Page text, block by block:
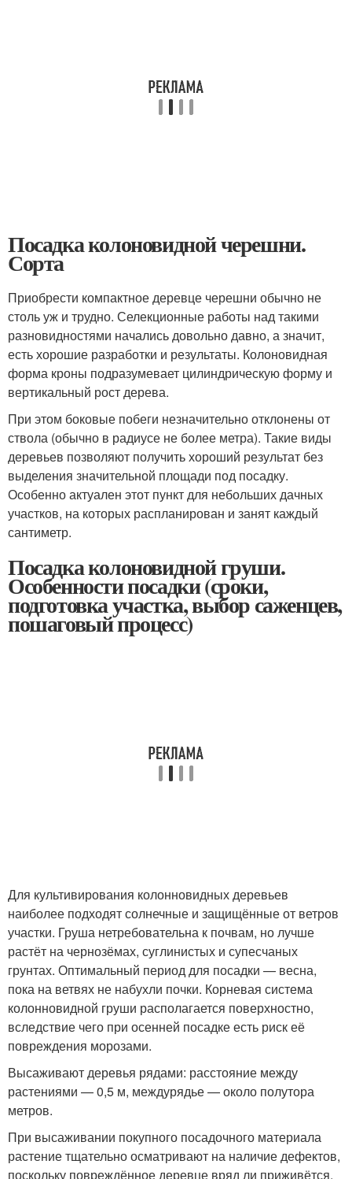
Посадка колоновидной черешни.
Сорта
Приобрести компактное деревце черешни обычно не
столь уж и трудно. Селекционные работы над такими
разновидностями начались довольно давно, а значит,
есть хорошие разработки и результаты. Колоновидная
форма кроны подразумевает цилиндрическую форму и
вертикальный рост дерева.
При этом боковые побеги незначительно отклонены от
ствола (обычно в радиусе не более метра). Такие виды
деревьев позволяют получить хороший результат без
выделения значительной площади под посадку.
Особенно актуален этот пункт для небольших дачных
участков, на которых распланирован и занят каждый
сантиметр.
Посадка колоновидной груши.
Особенности посадки (сроки,
подготовка участка, выбор саженцев,
пошаговый процесс)
Для культивирования колонновидных деревьев
наиболее подходят солнечные и защищённые от ветров
участки. Груша нетребовательна к почвам, но лучше
растёт на чернозёмах, суглинистых и супесчаных
грунтах. Оптимальный период для посадки — весна,
пока на ветвях не набухли почки. Корневая система
колонновидной груши располагается поверхностно,
вследствие чего при осенней посадке есть риск её
повреждения морозами.
Высаживают деревья рядами: расстояние между
растениями — 0,5 м, междурядье — около полутора
метров.
При высаживании покупного посадочного материала
растение тщательно осматривают на наличие дефектов,
поскольку повреждённое деревце вряд ли приживётся.